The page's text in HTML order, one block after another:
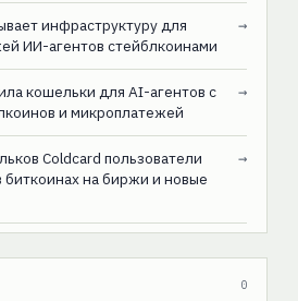
инфраструктуру для
ИИ-агентов стейблкоинами
→
кошельки для AI-агентов с
и микроплатежей
→
Coldcard пользователи
на биржи и новые
→
0